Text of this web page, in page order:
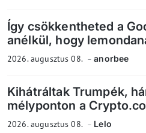
Így csökkentheted a
anélkül, hogy
2026. augusztus 08. anorbee
Kihátráltak Trumpék,
mélyponton a
2026. augusztus 08. Lelo